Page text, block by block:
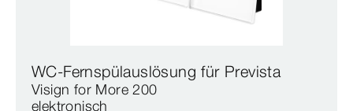
WC-Fernspülauslösung für Prevista
Visign for More 200
elektronisch